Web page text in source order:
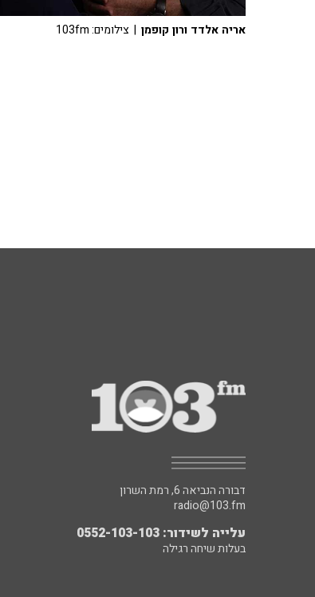
אריה אלדד ורון קופמן | צילומים: 103fm
דבורה הנביאה 6, רמת השרון
radio@103.fm
עלייה לשידור: 0552-103-103
בעלות שיחה רגילה